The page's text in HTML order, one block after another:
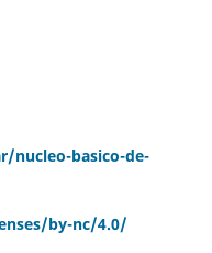
nucleo-basico-de-
by-nc/4.0/